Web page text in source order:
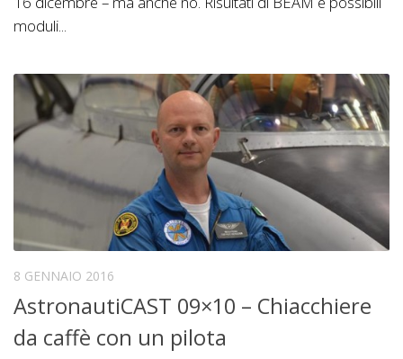
moduli...
8 GENNAIO 2016
AstronautiCAST 09×10 – Chiacchiere
da caffè con un pilota